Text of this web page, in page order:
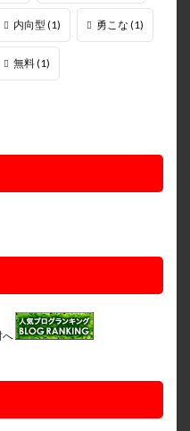
内向型 (1) 勇こな (1)
無料(1)